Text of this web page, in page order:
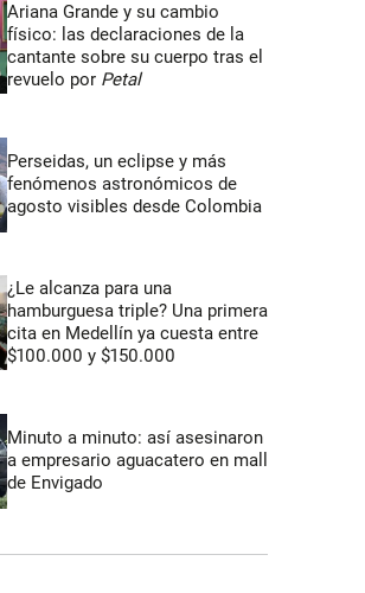
Ariana Grande y su cambio
físico: las declaraciones de la
cantante sobre su cuerpo tras el
revuelo por Petal
Perseidas, un eclipse y más
fenómenos astronómicos de
agosto visibles desde Colombia
¿Le alcanza para una
hamburguesa triple? Una primera
cita en Medellín ya cuesta entre
$100.000 y $150.000
Minuto a minuto: así asesinaron
a empresario aguacatero en mall
de Envigado